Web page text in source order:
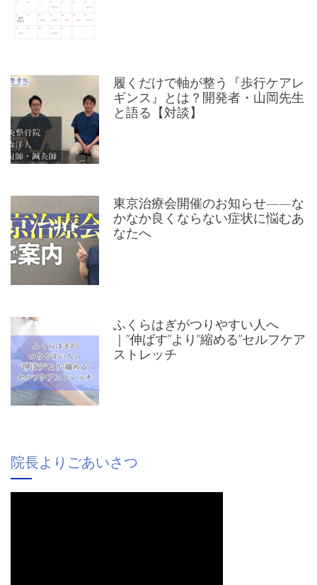
履くだけで軸が整う『歩行ケアレ
ギンス』とは？開発者・山岡先生
と語る【対談】
東京治療会開催のお知らせ——な
かなか良くならない症状に悩むあ
なたへ
ふくらはぎがつりやすい人へ
｜”伸ばす”より”縮める”セルフケア
ストレッチ
院長よりごあいさつ